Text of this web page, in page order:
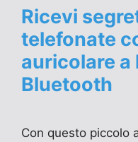
Ricevi
telefonate
auricolare
Bluetooth
Con questo piccolo